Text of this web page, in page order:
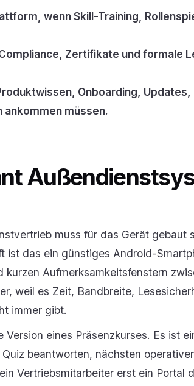
wenn Skill-Training,
Zertifikate und formale
Onboarding,
müssen.
muss für das Gerät gebaut
ist das ein günstiges Android-
Aufmerksamkeitsfenstern
weil es Zeit, Bandbreite,
immer gibt.
Version eines Präsenzkurses. Es ist
beantworten, nächsten
Vertriebsmitarbeiter erst ein Portal